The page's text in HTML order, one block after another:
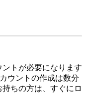
トが必要になります
ウントの作成は数分
ちの方は、すぐにロ